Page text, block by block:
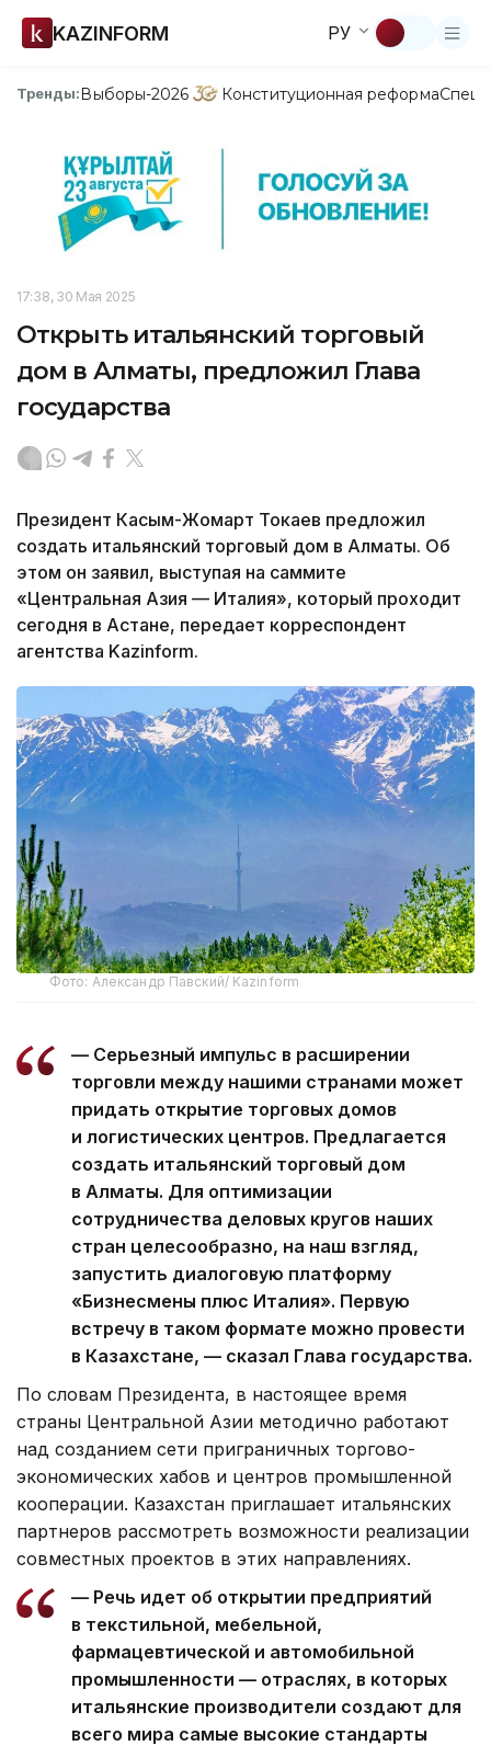
KAZINFORM РУ
Тренды:Выборы-2026 Конституционная реформа
17:38, 30 Мая 2025
Открыть итальянский торговый
дом в Алматы, предложил Глава
государства
Президент Касым-Жомарт Токаев предложил
создать итальянский торговый дом в Алматы. Об
этом он заявил, выступая на саммите
«Центральная Азия — Италия», который проходит
сегодня в Астане, передает корреспондент
агентства Kazinform.
Фото: Александр Павский/ Kazinform
— Серьезный импульс в расширении
торговли между нашими странами может
придать открытие торговых домов
и логистических центров. Предлагается
создать итальянский торговый дом
в Алматы. Для оптимизации
сотрудничества деловых кругов наших
стран целесообразно, на наш взгляд,
запустить диалоговую платформу
«Бизнесмены плюс Италия». Первую
встречу в таком формате можно провести
в Казахстане, — сказал Глава государства.
По словам Президента, в настоящее время
страны Центральной Азии методично работают
над созданием сети приграничных торгово-
экономических хабов и центров промышленной
кооперации. Казахстан приглашает итальянских
партнеров рассмотреть возможности реализации
совместных проектов в этих направлениях.
— Речь идет об открытии предприятий
в текстильной, мебельной,
фармацевтической и автомобильной
промышленности — отраслях, в которых
итальянские производители создают для
всего мира самые высокие стандарты